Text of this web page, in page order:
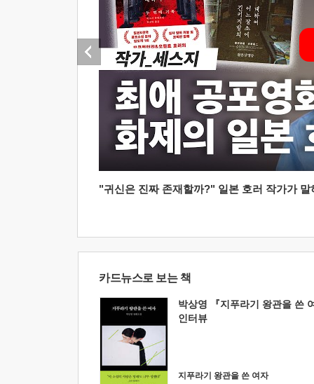
"귀신은 진짜 존재할까?" 일본 호러 작가가
카드뉴스로 보는 책
박상영 『지푸라기 왕관을 쓴
인터뷰
지푸라기 왕관을 쓴 여자